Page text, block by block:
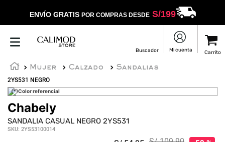
ENVÍO GRATIS POR COMPRAS DESDES/199
Mujer Calzado
Sandalias
2YS531 NEGRO
(*)Color referencial
Chabely
SANDALIA CASUAL NEGRO 2YS531
SKU: 2YS53100014